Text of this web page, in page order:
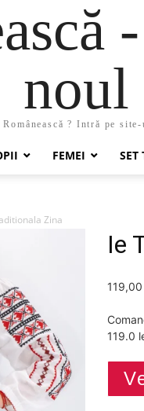
noul
? Intră pe
FEMEI SET
Zina
Ie
119,00
119.0